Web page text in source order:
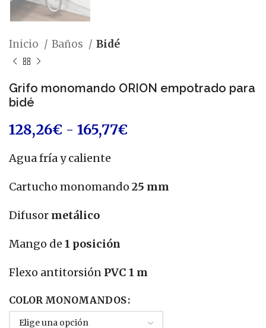
Inicio Baños Bidé
Grifo monomando ORION empotrado para
bidé
128,26€ - 165,77€
Agua fría y caliente
Cartucho monomando 25 mm
Difusor metálico
Mango de 1 posición
Flexo antitorsión PVC 1 m
COLOR MONOMANDOS